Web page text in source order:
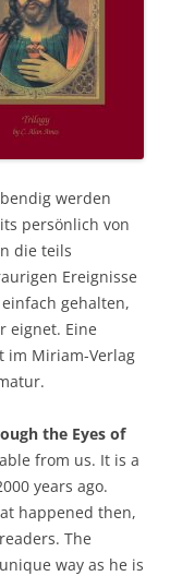
werden
persönlich von
die teils
Ereignisse
gehalten,
eignet. Eine
im Miriam-Verlag
the Eyes of
from us. It is a
years ago.
happened then,
The
way as he is